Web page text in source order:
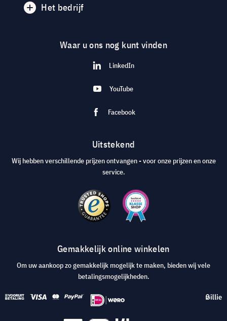
Het bedrijf
Waar u ons nog kunt vinden
LinkedIn
YouTube
Facebook
Uitstekend
Wij hebben verschillende prijzen ontvangen - voor onze prijzen en onze
service.
Gemakkelijk online winkelen
Om uw aankoop zo gemakkelijk mogelijk te maken, bieden wij vele
betalingsmogelijkheden.